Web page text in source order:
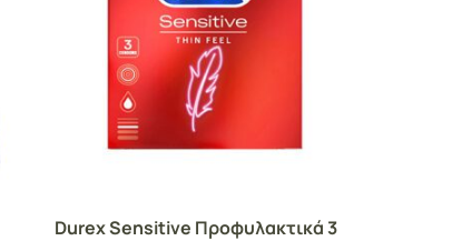
Durex Sensitive Προφυλακτικά 3